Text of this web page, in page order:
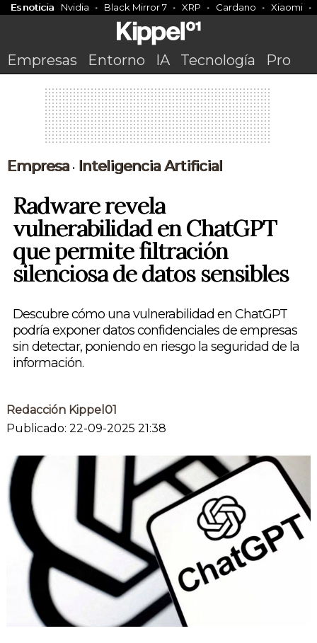
Es noticia Nvidia Black Mirror 7 XRP Cardano Xiaomi
Empresas Entorno IA Tecnología Pro
Empresa• Inteligencia Artificial
Radware revela
vulnerabilidad en ChatGPT
que permite filtración
silenciosa de datos sensibles
Descubre cómo una vulnerabilidad en ChatGPT
podría exponer datos confidenciales de empresas
sin detectar, poniendo en riesgo la seguridad de la
información.
Redacción Kippel01
Publicado: 22-09-2025 21:38